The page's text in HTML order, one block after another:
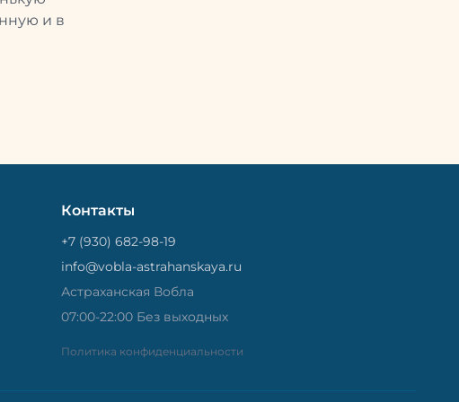
в специальный
портилась и не
но и
сочетать
и в
Контакты
+7 (930) 682-98-19
info@vobla-astrahanskaya.ru
Астраханская Вобла
07:00-22:00 Без выходных
Политика конфиденциальности